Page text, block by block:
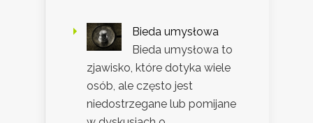
Bieda umysłowa
Bieda umysłowa to
zjawisko, które dotyka wiele
osób, ale często jest
niedostrzegane lub pomijane